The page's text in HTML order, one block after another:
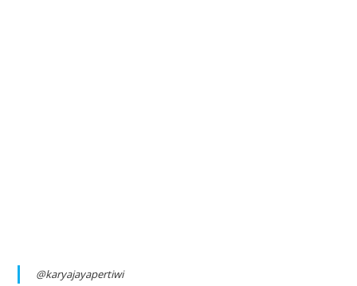
@karyajayapertiwi